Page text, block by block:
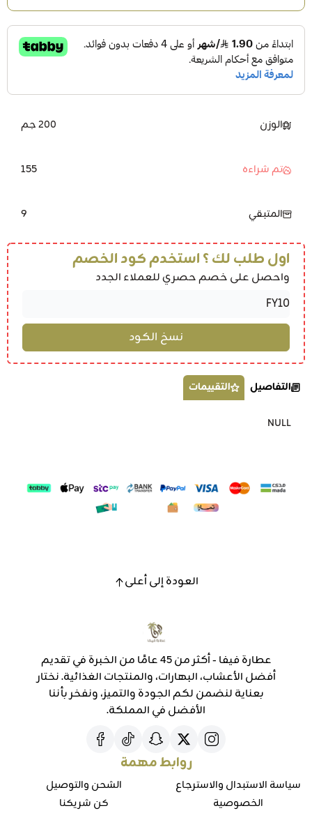
الوزن 200 جم
تم شراءه 155
المتبقي 9
اول طلب لك ؟ استخدم كود الخصم
واحصل على خصم حصري للعملاء الجدد
التفاصيل التقييمات
NULL
العودة إلى أعلى
عطارة فيفا - أكثر من 45 عامًا من الخبرة في تقديم
أفضل الأعشاب، البهارات، والمنتجات الغذائية. نختار
بعناية لنضمن لكم الجودة والتميز، ونفخر بأننا
الأفضل في المملكة.
روابط مهمة
سياسة الاستبدال والاسترجاع
الخصوصية
الشحن والتوصيل
كن شريكنا